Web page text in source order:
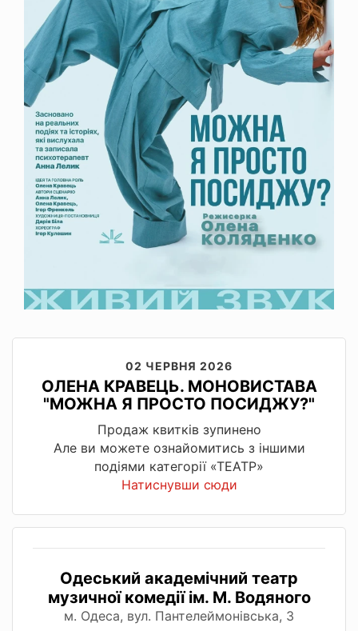
02 ЧЕРВНЯ 2026
ОЛЕНА КРАВЕЦЬ. МОНОВИСТАВА
"МОЖНА Я ПРОСТО ПОСИДЖУ?"
Продаж квитків зупинено
Але ви можете ознайомитись з іншими
подіями категорії «ТЕАТР»
Натиснувши сюди
Одеський академічний театр
музичної комедії ім. М. Водяного
м. Одеса, вул. Пантелеймонівська, 3